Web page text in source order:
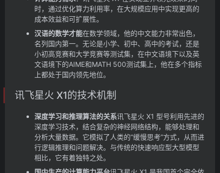
时，通过优化算力利用率，在大规模应用中实现更高的
成本效益和可扩展性。
汉语的数学才能在数学领域，他的中文能力非常出色，
名列国内第一。无论是小学、初中、高中的考试，还是
小初高竞赛和大学竞赛等测试集，在中文语境下以及英
文语境下的AIME和MATH 500测试集上，他在多个指标
上都处于国内领先地位。
讯飞星火 X1的技术机制
深度学习和推理算法的关系讯飞星火 X1 型号利用先进的
深度学习技术，结合复杂的神经网络结构，能够处理和
分析大量数据。它模拟了人类的“缓慢思考”方式，从而进
行逻辑推理和问题解决。与传统的快速响应型大型模型
相比，它有着独特之处。